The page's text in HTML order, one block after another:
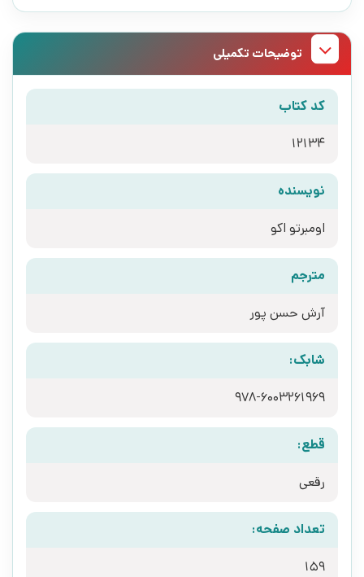
توضیحات تکمیلی
کد کتاب
12134
نویسنده
اومبرتو اکو
مترجم
آرش حسن پور
شابک:
978-6003261969
قطع:
رقعی
تعداد صفحه:
159